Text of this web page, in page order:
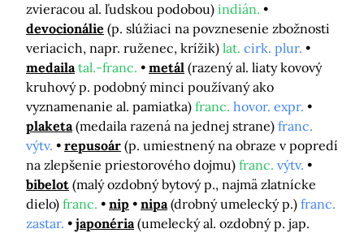
zvieracou al. ľudskou podobou) indián.
devocionálie (p. slúžiaci na povznesenie zbožnosti
veriacich, napr. ruženec, krížik) lat. cirk. plur.
medaila tal.-franc. metál (razený al. liaty kovový
kruhový p. podobný minci používaný ako
vyznamenanie al. pamiatka) franc. hovor. expr.
plaketa (medaila razená na jednej strane) franc.
výtv.
repusoár (p. umiestnený na obraze v popredí
na zlepšenie priestorového dojmu) franc. výtv.
bibelot (malý ozdobný bytový p., najmä zlatnícke
dielo) franc. nip nipa (drobný umelecký p.) franc.
zastar.
japonéria (umelecký al. ozdobný p. jap.